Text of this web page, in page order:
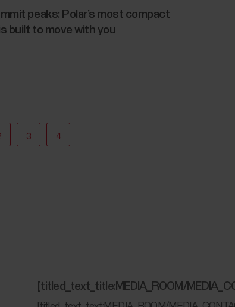
peaks: Polar’s most compact
built to move with you
3 4
[titled_text_title:MEDIA_ROOM/